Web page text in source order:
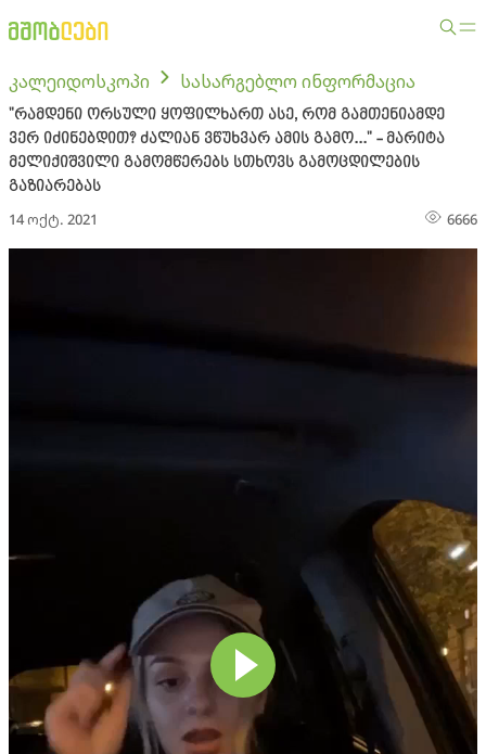
კალეიდოსკოპი სასარგებლო ინფორმაცია
"რამდენი ორსული ყოფილხართ ასე, რომ გამთენიამდე
ვერ იძინებდით? ძალიან ვწუხვარ ამის გამო..." - მარიტა
მელიქიშვილი გამომწერებს სთხოვს გამოცდილების
გაზიარებას
14 ოქტ. 2021 6666